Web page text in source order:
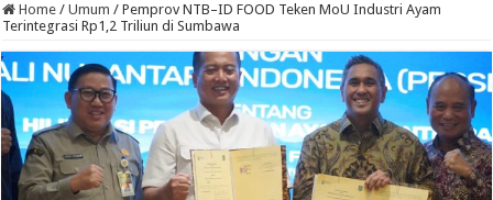
Home / Umum / Pemprov NTB–ID FOOD Teken MoU Industri Ayam
Terintegrasi Rp1,2 Triliun di Sumbawa